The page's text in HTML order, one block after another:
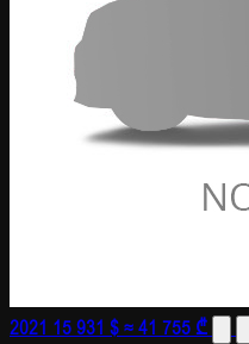
2021 15 931 $≈ 41 755 ₾